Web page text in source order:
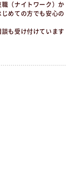
（ナイトワーク）か
めての方でも安心の
も受け付けています